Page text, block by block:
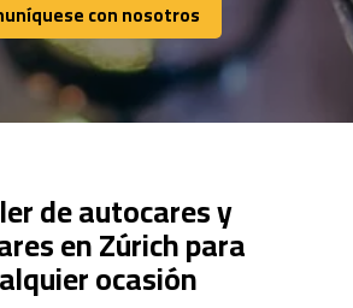
con nosotros
con nosotros
de autocares y
en Zúrich para
ocasión